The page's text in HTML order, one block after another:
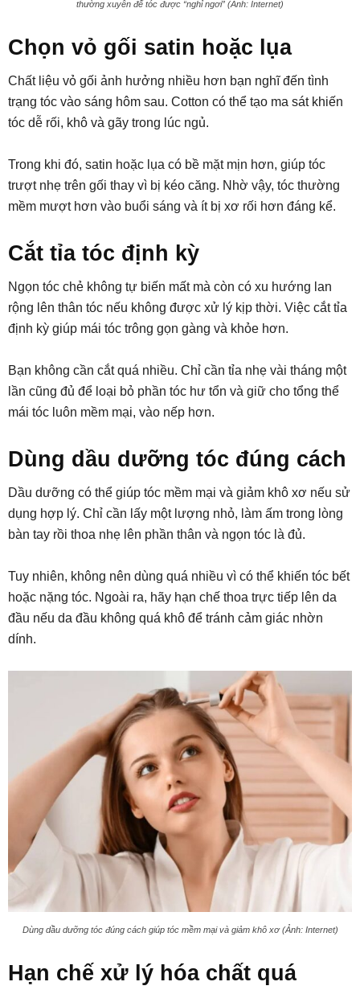
thường xuyên để tóc được “nghỉ ngơi” (Ảnh: Internet)
Chọn vỏ gối satin hoặc lụa
Chất liệu vỏ gối ảnh hưởng nhiều hơn bạn nghĩ đến tình
trạng tóc vào sáng hôm sau. Cotton có thể tạo ma sát khiến
tóc dễ rối, khô và gãy trong lúc ngủ.
Trong khi đó, satin hoặc lụa có bề mặt mịn hơn, giúp tóc
trượt nhẹ trên gối thay vì bị kéo căng. Nhờ vậy, tóc thường
mềm mượt hơn vào buổi sáng và ít bị xơ rối hơn đáng kể.
Cắt tỉa tóc định kỳ
Ngọn tóc chẻ không tự biến mất mà còn có xu hướng lan
rộng lên thân tóc nếu không được xử lý kịp thời. Việc cắt tỉa
định kỳ giúp mái tóc trông gọn gàng và khỏe hơn.
Bạn không cần cắt quá nhiều. Chỉ cần tỉa nhẹ vài tháng một
lần cũng đủ để loại bỏ phần tóc hư tổn và giữ cho tổng thể
mái tóc luôn mềm mại, vào nếp hơn.
Dùng dầu dưỡng tóc đúng cách
Dầu dưỡng có thể giúp tóc mềm mại và giảm khô xơ nếu sử
dụng hợp lý. Chỉ cần lấy một lượng nhỏ, làm ấm trong lòng
bàn tay rồi thoa nhẹ lên phần thân và ngọn tóc là đủ.
Tuy nhiên, không nên dùng quá nhiều vì có thể khiến tóc bết
hoặc nặng tóc. Ngoài ra, hãy hạn chế thoa trực tiếp lên da
đầu nếu da đầu không quá khô để tránh cảm giác nhờn
dính.
Dùng dầu dưỡng tóc đúng cách giúp tóc mềm mại và giảm khô xơ (Ảnh: Internet)
Hạn chế xử lý hóa chất quá